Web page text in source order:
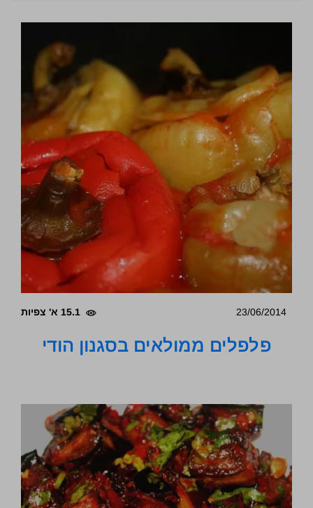
23/06/2014 15.1 א' צפיות
פלפלים ממולאים בסגנון הודי